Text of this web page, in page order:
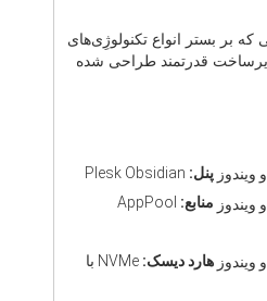
که بر بستر انواع تکنولوژِی‌های
قدرتمند طراحی شده
پنل:
منابع: AppPool
هارد دیسک:
NVMe با